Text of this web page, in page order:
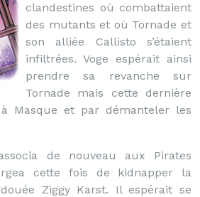
clandestines où combattaient
des mutants et où Tornade et
son alliée Callisto s’étaient
infiltrées. Voge espérait ainsi
prendre sa revanche sur
Tornade mais cette dernière
Masque et par démanteler les
de nouveau aux Pirates
cette fois de kidnapper la
Ziggy Karst. Il espérait se